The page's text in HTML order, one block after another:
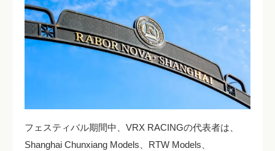
フェスティバル期間中、VRX RACINGの代表者は、
Shanghai Chunxiang Models、RTW Models、